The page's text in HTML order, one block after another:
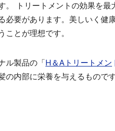
。 トリートメントの効果を
必要があります。美しいく健
とが理想です。
ル製品の「H＆Aトリートメン
内部に栄養を与えるものです